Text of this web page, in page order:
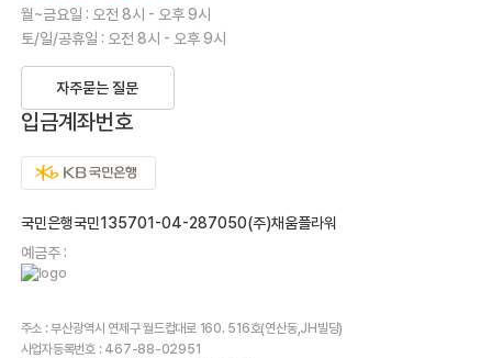
월~금요일 : 오전 8시 - 오후 9시
토/일/공휴일 : 오전 8시 - 오후 9시
자주묻는 질문
입금계좌번호
국민은행국민135701-04-287050(주)채움플라워
예금주 :
주소 : 부산광역시 연제구 월드컵대로 160. 516호(연산동,JH빌딩)
사업자등록번호 : 467-88-02951